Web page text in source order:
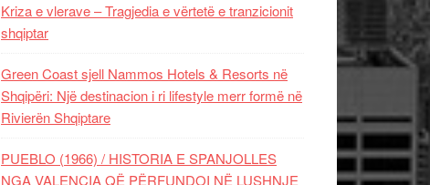
Kriza e vlerave – Tragjedia e vërtetë e tranzicionit
shqiptar
Green Coast sjell Nammos Hotels & Resorts në
Shqipëri: Një destinacion i ri lifestyle merr formë në
Rivierën Shqiptare
PUEBLO (1966) / HISTORIA E SPANJOLLES
NGA VALENCIA QË PËRFUNDOI NË LUSHNJE